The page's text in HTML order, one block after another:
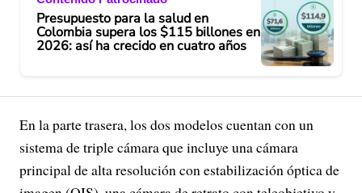
Presupuesto para la salud en
Colombia supera los $115 billones en
2026: así ha crecido en cuatro años
En la parte trasera, los dos modelos cuentan con un
sistema de triple cámara que incluye una cámara
principal de alta resolución con estabilización óptica de